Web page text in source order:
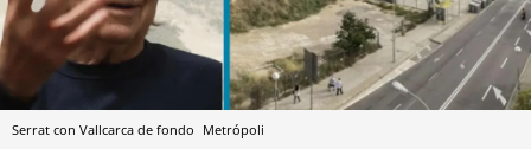
Serrat con Vallcarca de fondo Metrópoli